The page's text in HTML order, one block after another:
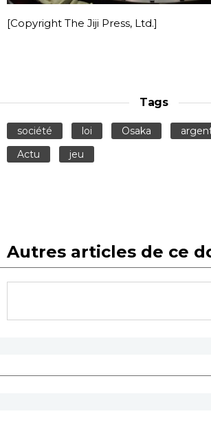
[Copyright The Jiji Press, Ltd.]
Tags
société loi Osaka
Actu
jeu
Autres articles de ce